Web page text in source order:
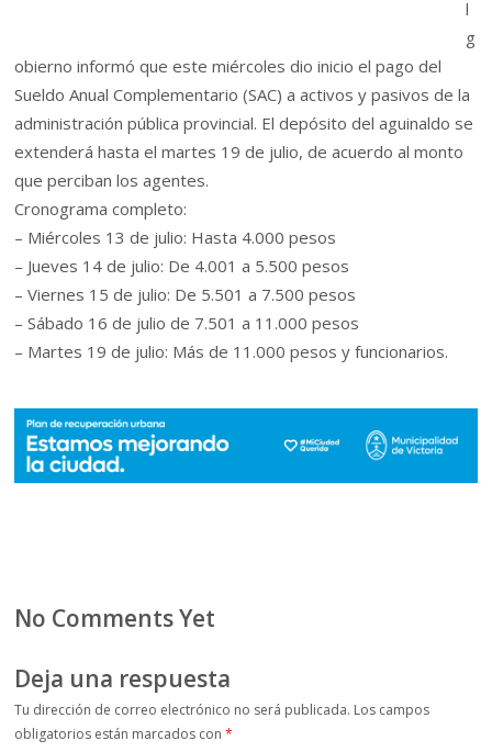
l
g
obierno informó que este miércoles dio inicio el pago del
Sueldo Anual Complementario (SAC) a activos y pasivos de la
administración pública provincial. El depósito del aguinaldo se
extenderá hasta el martes 19 de julio, de acuerdo al monto
que perciban los agentes.
Cronograma completo:
– Miércoles 13 de julio: Hasta 4.000 pesos
– Jueves 14 de julio: De 4.001 a 5.500 pesos
– Viernes 15 de julio: De 5.501 a 7.500 pesos
– Sábado 16 de julio de 7.501 a 11.000 pesos
– Martes 19 de julio: Más de 11.000 pesos y funcionarios.
No Comments Yet
Deja una respuesta
Tu dirección de correo electrónico no será publicada. Los campos
obligatorios están marcados con*